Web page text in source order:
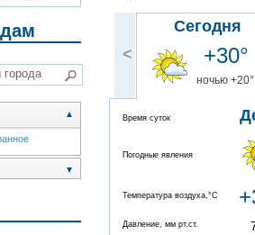
▲
▼
<
Сегодня
+30°
ночью +20°
Время суток
Погодные явления
Температура воздуха,°C
Давление, мм рт.ст.